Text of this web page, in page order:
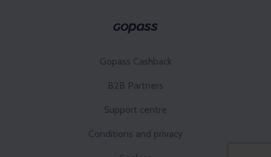
Gopass Cashback
B2B Partners
Support centre
Conditions and privacy